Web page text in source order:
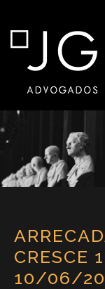
CRESCE
10/06/